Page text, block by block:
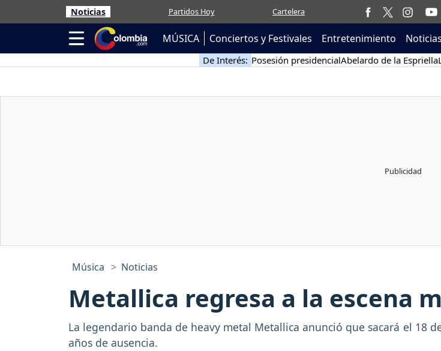
Noticias Partidos Hoy Cartelera
MÚSICA Conciertos y Festivales Entretenimiento Noticias
De Interés: Posesión presidencialAbelardo de la Espriella
Música Noticias
Metallica regresa a la escena
La legendario banda de heavy metal Metallica anunció que sacará el 18
años de ausencia.